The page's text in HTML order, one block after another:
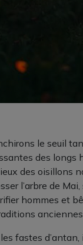
le seuil
des longs
des oisillons
l’arbre de
hommes et
fastes